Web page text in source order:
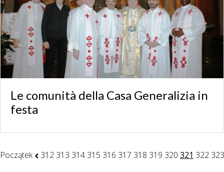
Le comunità della Casa Generalizia in
festa
Początek 312 313 314 315 316 317 318 319 320 321 322 323